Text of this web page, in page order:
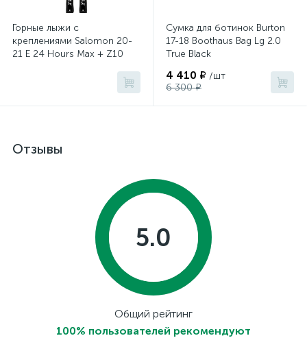
Горные лыжи с
креплениями Salomon 20-
21 E 24 Hours Max + Z10
Сумка для ботинок Burton
17-18 Boothaus Bag Lg 2.0
True Black
4 410 ₽ /шт
6 300 ₽
Отзывы
5.0
Общий рейтинг
100% пользователей рекомендуют